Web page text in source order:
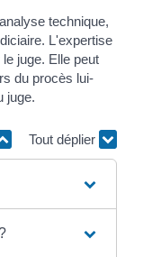
technique,
L'expertise
juge. Elle peut
du procès lui-
juge.
Tout déplier